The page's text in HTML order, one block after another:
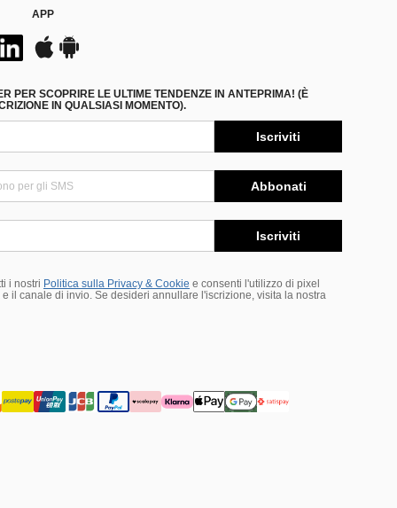
APP
PER SCOPRIRE LE ULTIME TENDENZE IN ANTEPRIMA! (È
IN QUALSIASI MOMENTO).
Iscriviti
Abbonati
Iscriviti
i nostri Politica sulla Privacy & Cookie e consenti l'utilizzo di pixel
il canale di invio. Se desideri annullare l'iscrizione, visita la nostra